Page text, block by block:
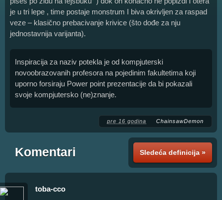
je u tri lepe , time postaje monstrum I biva okrivljen za raspad
veze – klasično prebacivanje krivice (što dođe za nju
jednostavnija varijanta).
Inspiracija za naziv potekla je od kompjuterski
novoobrazovanih profesora na pojedinim fakultetima koji
uporno forsiraju Power point prezentacije da bi pokazali
svoje kompjutersko (ne)znanje.
pre 16 godina ChainsawDemon
Sledeća definicija »
Komentari
toba-cco